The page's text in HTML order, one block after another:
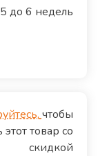
до 6 недель
чтобы
этот товар со
скидкой